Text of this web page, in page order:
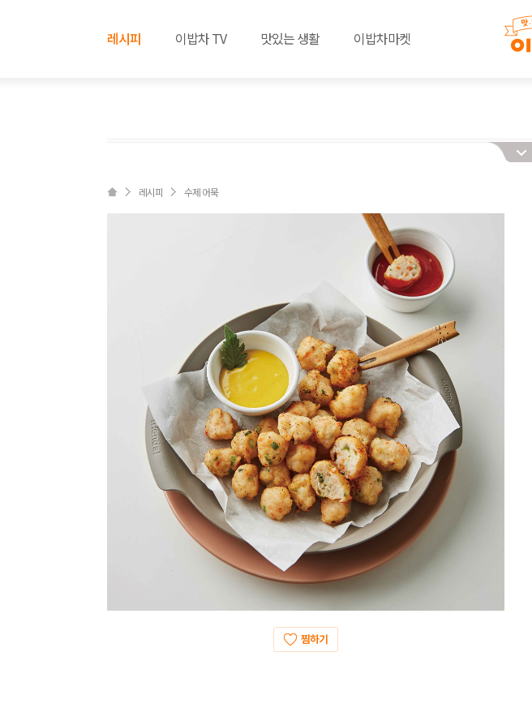
레시피 이밥차 TV 맛있는 생활 이밥차마켓
레시피 수제 어묵